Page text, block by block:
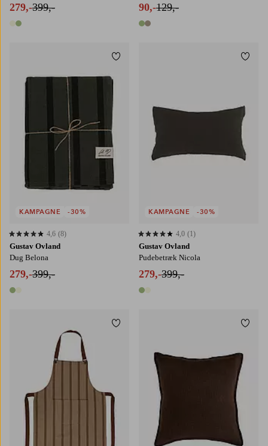
279,-399,-
2 farver
90,-129,-
2 farver
Gustav Ovland
Dug Belona
279,-399,-
2 farver
4,6 baseret på 8 bedømmelser
4,6 (8)
KAMPAGNE -30%
Tilføj til favoritter
140X250
Gustav Ovland
Pudebetræk Nicola
279,-399,-
2 farver
4,0 baseret på 1 bedømmelser
4,0 (1)
KAMPAGNE -30%
Tilføj til favoritter